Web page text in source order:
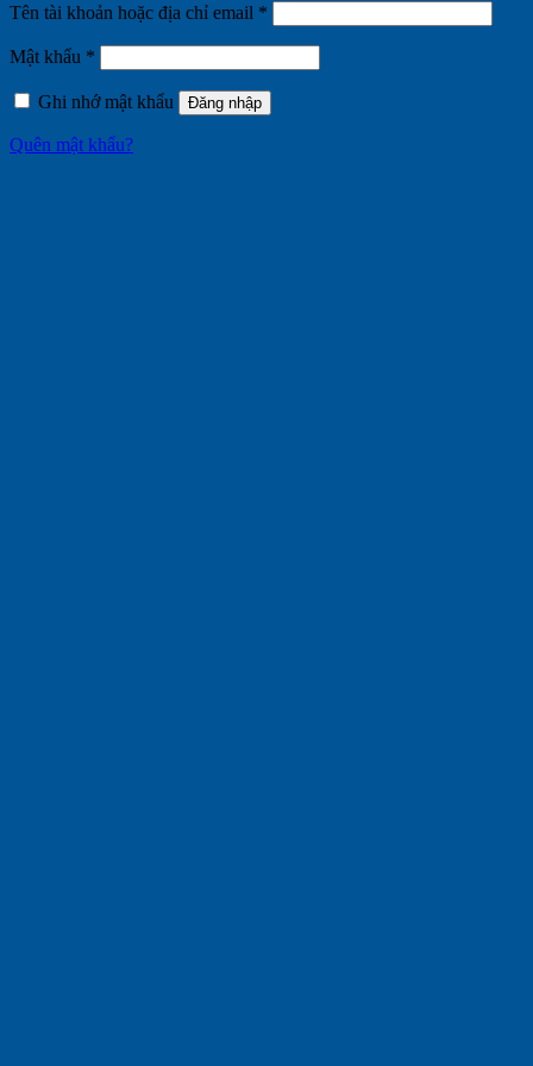
Tên tài khoản hoặc địa chỉ email *
buộc
Mật khẩu *
buộc
Ghi nhớ mật khẩu
Đăng nhập
Quên mật khẩu?